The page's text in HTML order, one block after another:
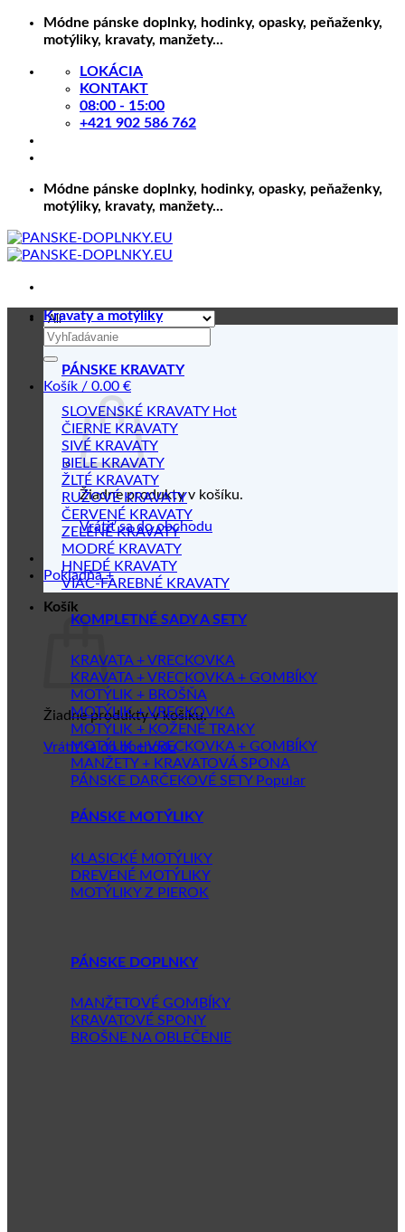
Skip
Módne pánske doplnky, hodinky, opasky, peňaženky,
motýliky, kravaty, manžety...
LOKÁCIA
KONTAKT
08:00 - 15:00
+421 902 586 762
Módne pánske doplnky, hodinky, opasky, peňaženky,
motýliky, kravaty, manžety...
Hľadať:
Košík / 0.00 €
Žiadne produkty v košíku.
Vrátiť sa do obchodu
Pokladňa +
Košík
Žiadne produkty v košíku.
Vrátiť sa do obchodu
Kravaty a motýliky
PÁNSKE KRAVATY
SLOVENSKÉ KRAVATY
ČIERNE KRAVATY
SIVÉ KRAVATY
BIELE KRAVATY
ŽLTÉ KRAVATY
RUŽOVÉ KRAVATY
ČERVENÉ KRAVATY
ZELENÉ KRAVATY
MODRÉ KRAVATY
HNEDÉ KRAVATY
VIAC-FAREBNÉ KRAVATY
KOMPLETNÉ SADY A SETY
KRAVATA + VRECKOVKA
KRAVATA + VRECKOVKA + GOMBÍKY
MOTÝLIK + BROŠŇA
MOTÝLIK + VRECKOVKA
MOTÝLIK + KOŽENÉ TRAKY
MOTÝLIK + VRECKOVKA + GOMBÍKY
MANŽETY + KRAVATOVÁ SPONA
PÁNSKE DARČEKOVÉ SETY
PÁNSKE MOTÝLIKY
KLASICKÉ MOTÝLIKY
DREVENÉ MOTÝLIKY
MOTÝLIKY Z PIEROK
PÁNSKE DOPLNKY
MANŽETOVÉ GOMBÍKY
KRAVATOVÉ SPONY
BROŠNE NA OBLEČENIE